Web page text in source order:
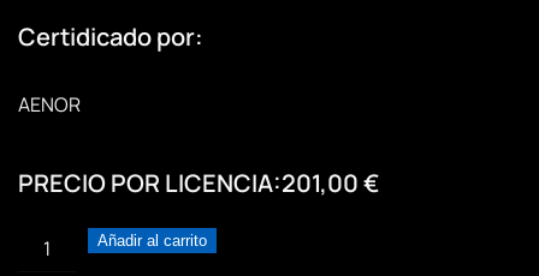
Certidicado por:
AENOR
PRECIO POR LICENCIA:201,00€
Agenda
Añadir al carrito